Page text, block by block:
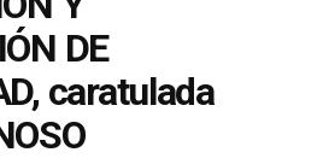
DE
caratulada